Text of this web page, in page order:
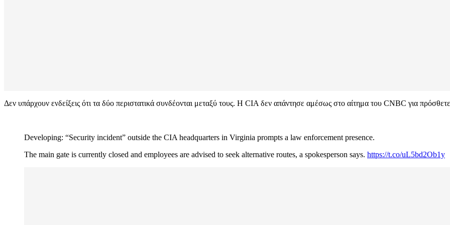
Δεν υπάρχουν ενδείξεις ότι τα δύο περιστατικά συνδέονται μεταξύ τους. Η CIA δεν απάντησε αμέσως στο αίτημα του CNBC για
Developing: “Security incident” outside the CIA headquarters in Virginia prompts a law enforcement presence.
The main gate is currently closed and employees are advised to seek alternative routes, a spokesperson says. https://t.co/uL5bd2Ob1y